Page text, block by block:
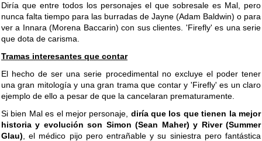
Diría que entre todos los personajes el que sobresale es Mal, pero
nunca falta tiempo para las burradas de Jayne (Adam Baldwin) o para
ver a Innara (Morena Baccarin) con sus clientes. 'Firefly' es una serie
que dota de carisma.
Tramas interesantes que contar
El hecho de ser una serie procedimental no excluye el poder tener
una gran mitología y una gran trama que contar y 'Firefly' es un claro
ejemplo de ello a pesar de que la cancelaran prematuramente.
Si bien Mal es el mejor personaje, diría que los que tienen la mejor
historia y evolución son Simon (Sean Maher) y River (Summer
Glau) , el médico pijo pero entrañable y su siniestra pero fantástica